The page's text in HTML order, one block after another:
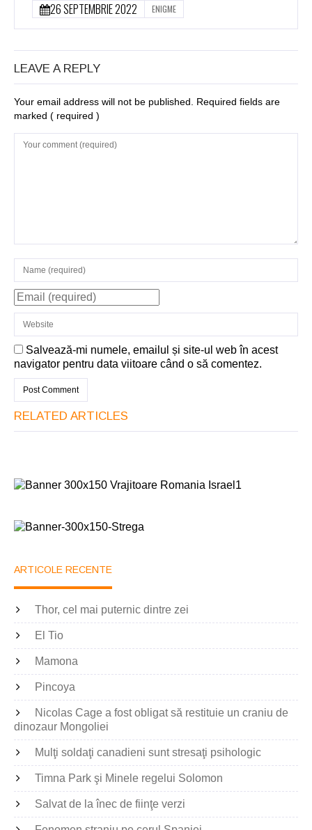
26 SEPTEMBRIE 2022 ENIGME
LEAVE A REPLY
Your email address will not be published. Required fields are
marked ( required )
Salvează-mi numele, emailul și site-ul web în acest
navigator pentru data viitoare când o să comentez.
RELATED ARTICLES
ARTICOLE RECENTE
Thor, cel mai puternic dintre zei
El Tio
Mamona
Pincoya
Nicolas Cage a fost obligat să restituie un craniu de
dinozaur Mongoliei
Mulţi soldaţi canadieni sunt stresaţi psihologic
Timna Park şi Minele regelui Solomon
Salvat de la înec de fiinţe verzi